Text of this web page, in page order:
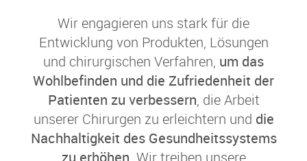
Wir engagieren uns stark für die
Entwicklung von Produkten, Lösungen
und chirurgischen Verfahren, um das
Wohlbefinden und die Zufriedenheit der
Patienten zu verbessern, die Arbeit
unserer Chirurgen zu erleichtern und die
Nachhaltigkeit des Gesundheitssystems
zu erhöhen. Wir treiben unsere